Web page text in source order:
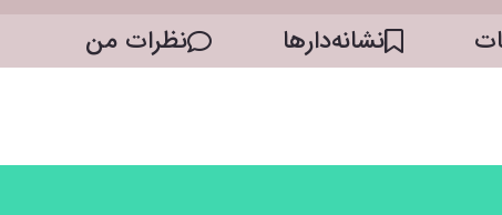
نشانه‌دار‌ها نظرات من